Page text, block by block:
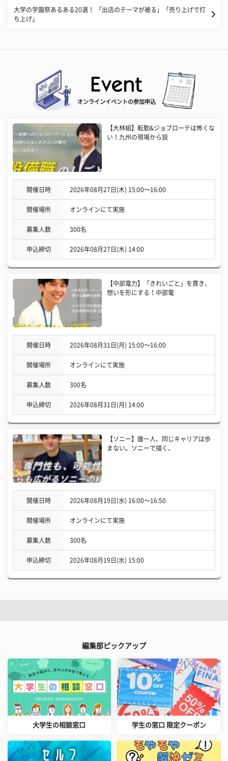
大学の学園祭あるある20選！ 「出店のテーマが被る」「売り上げで打
ち上げ」
オンラインイベントの参加申込
【大林組】転勤&ジョブローテは怖くな
い！九州の現場から設
開催日時 2026年08月27日(木) 15:00〜16:00
開催場所 オンラインにて実施
募集人数 300名
申込締切 2026年08月27日(木) 14:00
【中部電力】「きれいごと」を貫き、
想いを形にする！中部電
開催日時 2026年08月31日(月) 15:00〜16:00
開催場所 オンラインにて実施
募集人数 300名
申込締切 2026年08月31日(月) 14:00
【ソニー】誰一人、同じキャリアは歩
まない。ソニーで描く、
開催日時 2026年08月19日(水) 16:00〜16:50
開催場所 オンラインにて実施
募集人数 300名
申込締切 2026年08月19日(水) 15:00
編集部ピックアップ
大学生の相談窓口 学生の窓口 限定クーポン